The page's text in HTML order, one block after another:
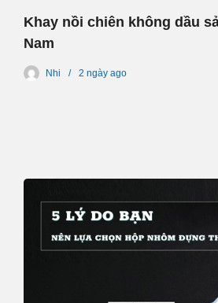
Khay nồi chiên không dầu
Nam
Nhi 2 ngày ago